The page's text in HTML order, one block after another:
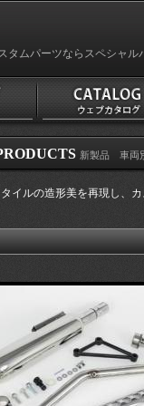
タムパーツならスペシャル
新製品 車両
イルの造形美を再現し、